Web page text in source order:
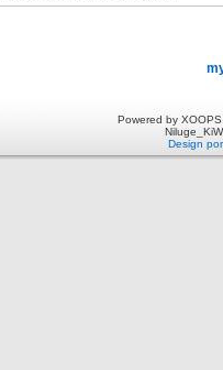
Powered by
Design